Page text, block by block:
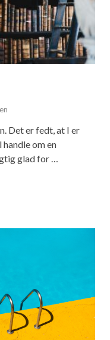
Det er fedt, at I er
om en
glad for …